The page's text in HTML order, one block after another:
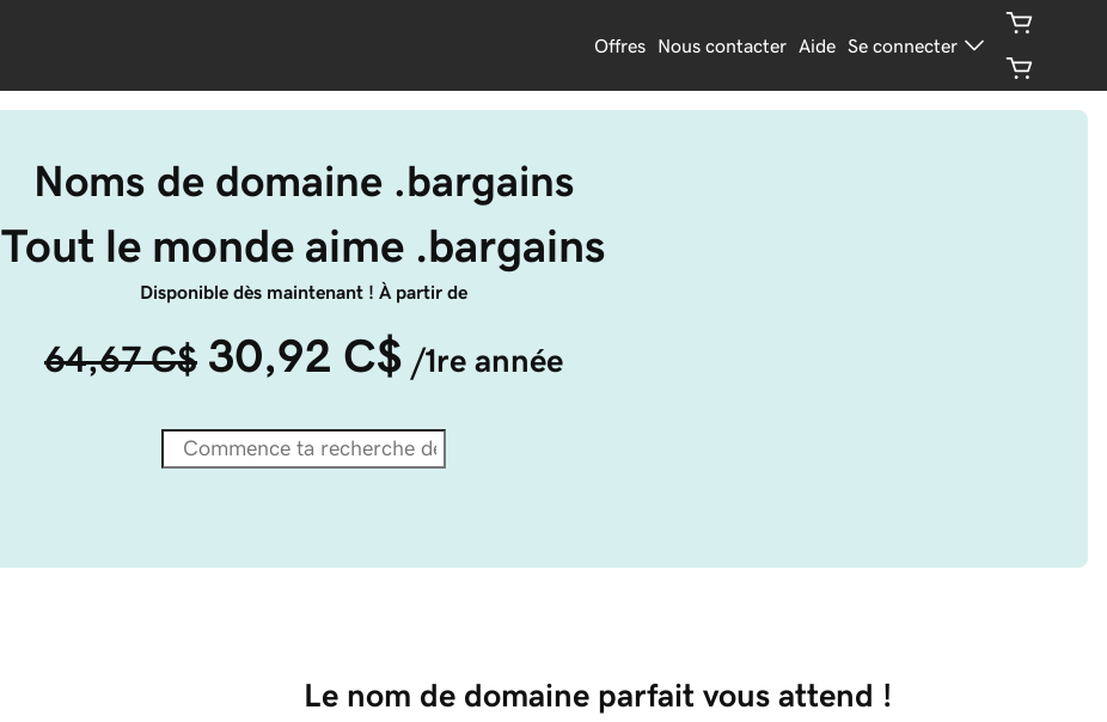
Offres Nous contacter Aide Se connecter
Noms de domaine .bargains
Tout le monde aime .bargains
Disponible dès maintenant ! À partir de
64,67 C$ 30,92 C$ /1re année
Le nom de domaine parfait vous attend !